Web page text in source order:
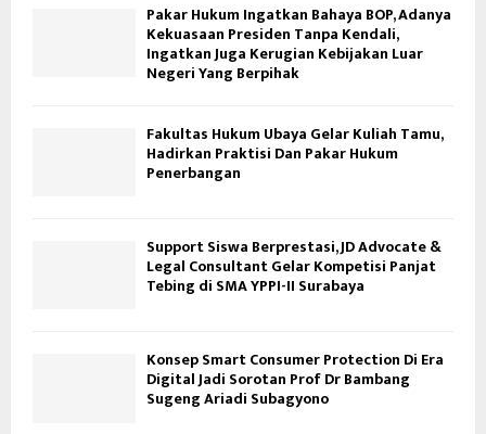
Pakar Hukum Ingatkan Bahaya BOP, Adanya
Kekuasaan Presiden Tanpa Kendali,
Ingatkan Juga Kerugian Kebijakan Luar
Negeri Yang Berpihak
Fakultas Hukum Ubaya Gelar Kuliah Tamu,
Hadirkan Praktisi Dan Pakar Hukum
Penerbangan
Support Siswa Berprestasi, JD Advocate &
Legal Consultant Gelar Kompetisi Panjat
Tebing di SMA YPPI-II Surabaya
Konsep Smart Consumer Protection Di Era
Digital Jadi Sorotan Prof Dr Bambang
Sugeng Ariadi Subagyono